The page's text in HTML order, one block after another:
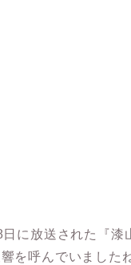
日に放送された『漆
を呼んでいました